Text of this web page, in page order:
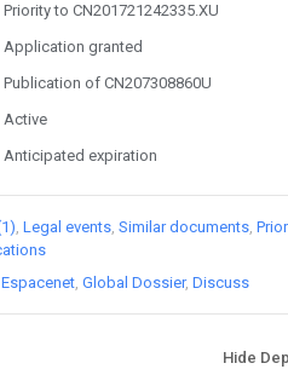
Priority to CN201721242335.XU
Application granted
Publication of CN207308860U
Active
Anticipated expiration
Legal events Similar documents
Espacenet Global Dossier Discuss
Hide